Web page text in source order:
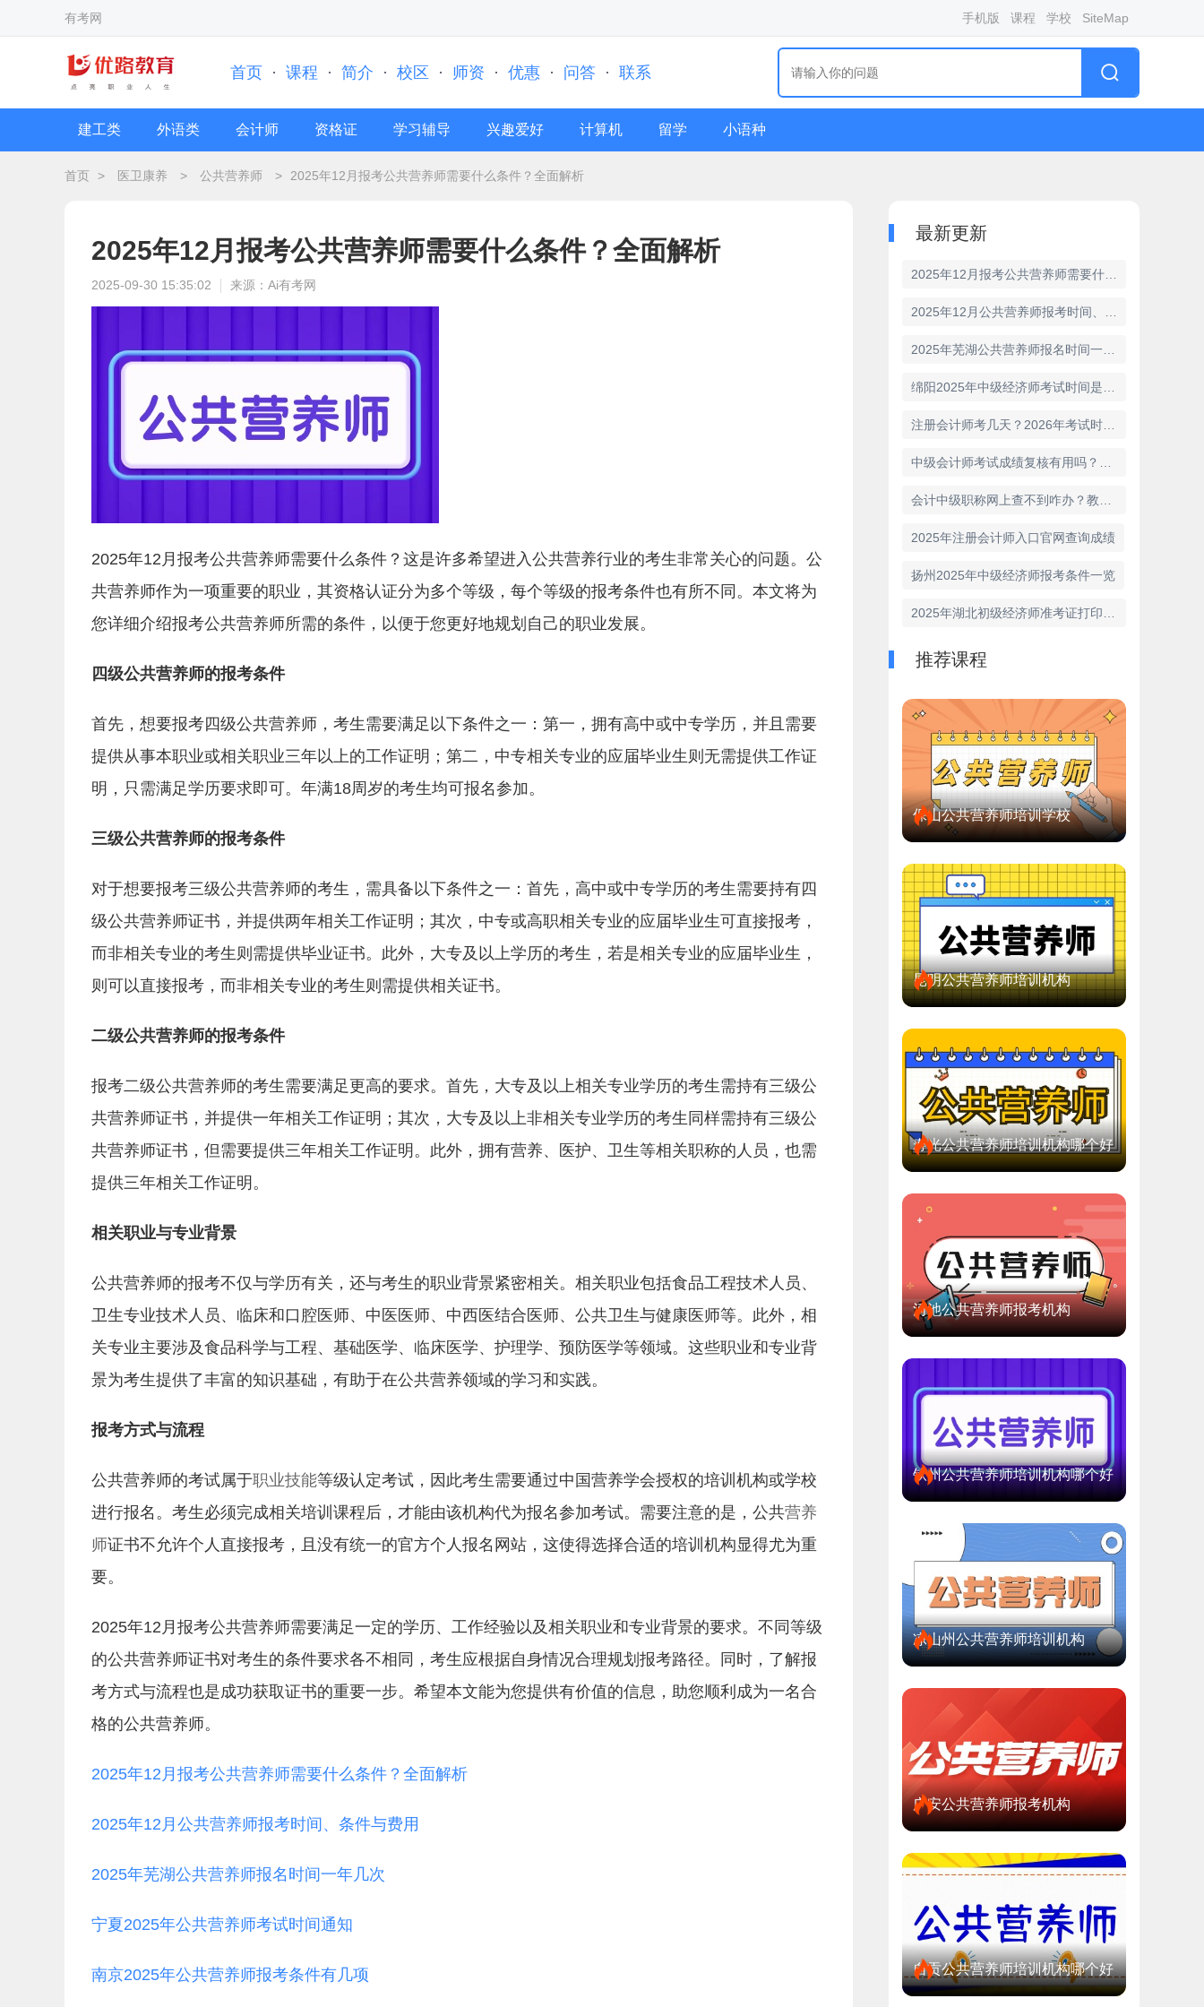
有考网 手机版 课程 学校 SiteMap
首页 · 课程 · 简介 · 校区 · 师资 · 优惠 · 问答 · 联系
建工类 外语类 会计师 资格证 学习辅导 兴趣爱好 计算机 留学 小语种
首页 > 医卫康养 > 公共营养师 > 2025年12月报考公共营养师需要什么条件？全面解析
2025年12月报考公共营养师需要什么条件？全面解析
2025-09-30 15:35:02 来源：Ai有考网
2025年12月报考公共营养师需要什么条件？这是许多希望进入公共营养行业的考生非常关心的问题。公
共营养师作为一项重要的职业，其资格认证分为多个等级，每个等级的报考条件也有所不同。本文将为
您详细介绍报考公共营养师所需的条件，以便于您更好地规划自己的职业发展。
四级公共营养师的报考条件
首先，想要报考四级公共营养师，考生需要满足以下条件之一：第一，拥有高中或中专学历，并且需要
提供从事本职业或相关职业三年以上的工作证明；第二，中专相关专业的应届毕业生则无需提供工作证
明，只需满足学历要求即可。年满18周岁的考生均可报名参加。
三级公共营养师的报考条件
对于想要报考三级公共营养师的考生，需具备以下条件之一：首先，高中或中专学历的考生需要持有四
级公共营养师证书，并提供两年相关工作证明；其次，中专或高职相关专业的应届毕业生可直接报考，
而非相关专业的考生则需提供毕业证书。此外，大专及以上学历的考生，若是相关专业的应届毕业生，
则可以直接报考，而非相关专业的考生则需提供相关证书。
二级公共营养师的报考条件
报考二级公共营养师的考生需要满足更高的要求。首先，大专及以上相关专业学历的考生需持有三级公
共营养师证书，并提供一年相关工作证明；其次，大专及以上非相关专业学历的考生同样需持有三级公
共营养师证书，但需要提供三年相关工作证明。此外，拥有营养、医护、卫生等相关职称的人员，也需
提供三年相关工作证明。
相关职业与专业背景
公共营养师的报考不仅与学历有关，还与考生的职业背景紧密相关。相关职业包括食品工程技术人员、
卫生专业技术人员、临床和口腔医师、中医医师、中西医结合医师、公共卫生与健康医师等。此外，相
关专业主要涉及食品科学与工程、基础医学、临床医学、护理学、预防医学等领域。这些职业和专业背
景为考生提供了丰富的知识基础，有助于在公共营养领域的学习和实践。
报考方式与流程
公共营养师的考试属于职业技能等级认定考试，因此考生需要通过中国营养学会授权的培训机构或学校
进行报名。考生必须完成相关培训课程后，才能由该机构代为报名参加考试。需要注意的是，公共营养
师证书不允许个人直接报考，且没有统一的官方个人报名网站，这使得选择合适的培训机构显得尤为重
要。
2025年12月报考公共营养师需要满足一定的学历、工作经验以及相关职业和专业背景的要求。不同等级
的公共营养师证书对考生的条件要求各不相同，考生应根据自身情况合理规划报考路径。同时，了解报
考方式与流程也是成功获取证书的重要一步。希望本文能为您提供有价值的信息，助您顺利成为一名合
格的公共营养师。
2025年12月报考公共营养师需要什么条件？全面解析
2025年12月公共营养师报考时间、条件与费用
2025年芜湖公共营养师报名时间一年几次
宁夏2025年公共营养师考试时间通知
南京2025年公共营养师报考条件有几项
最新更新
2025年注册会计师入口官网查询成绩
扬州2025年中级经济师报考条件一览
推荐课程
保山公共营养师培训学校
昆明公共营养师培训机构
寿光公共营养师培训机构哪个好
河池公共营养师报考机构
钦州公共营养师培训机构哪个好
凉山州公共营养师培训机构
广安公共营养师报考机构
自贡公共营养师培训机构哪个好